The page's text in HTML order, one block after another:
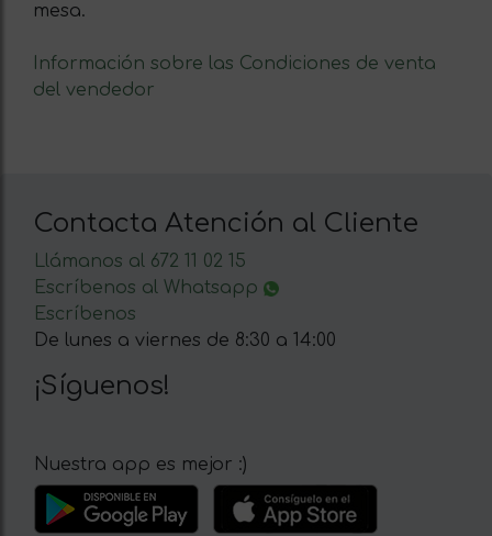
mesa.
Información sobre las Condiciones de venta
del vendedor
Contacta Atención al Cliente
Llámanos al 672 11 02 15
Escríbenos al Whatsapp
Escríbenos
De lunes a viernes de 8:30 a 14:00
¡Síguenos!
Nuestra app es mejor :)